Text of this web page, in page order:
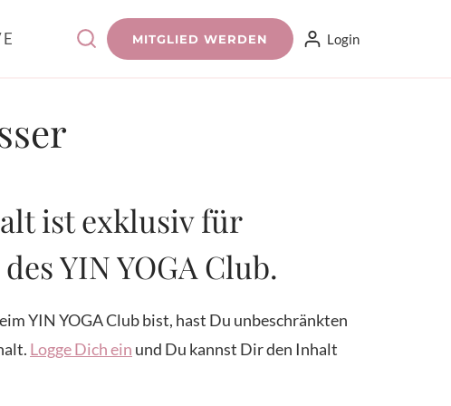
MITGLIED WERDEN Login
ist exklusiv für
YIN YOGA Club.
YIN YOGA Club bist, hast Du unbeschränkten
Logge Dich ein und Du kannst Dir den Inhalt